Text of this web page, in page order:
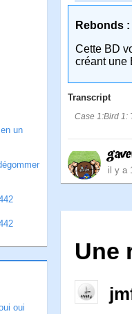
un
oui
Rebonds :
Cette BD
créant une
Transcript
Case 1:Bird 1:
il y a
Une